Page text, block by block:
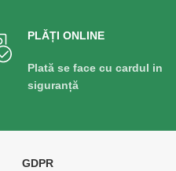
PLĂȚI ONLINE
Plată se face cu cardul in
siguranță
GDPR